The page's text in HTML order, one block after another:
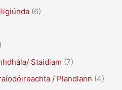
(6)
Staidiam (7)
/ Plandlann (4)